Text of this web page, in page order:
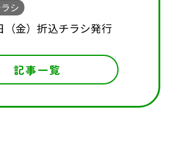
シ
（金）折込チラシ発行
記事一覧